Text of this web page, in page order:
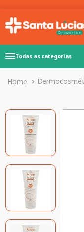
Todas as categorias